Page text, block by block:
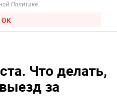
Политике.
ОК
Что делать,
за